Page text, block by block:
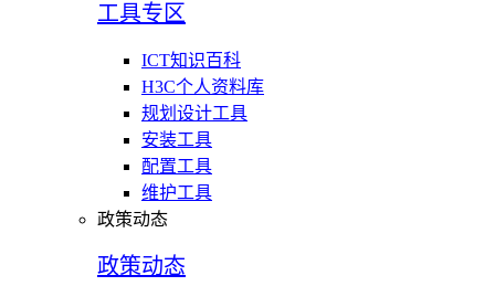
工具专区
ICT知识百科
H3C个人资料库
规划设计工具
安装工具
配置工具
维护工具
政策动态
政策动态